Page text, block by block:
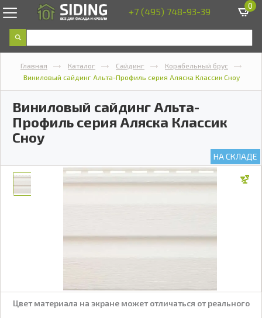
+7 (495) 748-93-39 0
Главная Каталог Сайдинг
Корабельный брус
Виниловый сайдинг Альта-Профиль серия Аляска Классик Сноу
Виниловый сайдинг Альта-
Профиль серия Аляска Классик
Сноу
НА СКЛАДЕ
Цвет материала на экране может отличаться от реального